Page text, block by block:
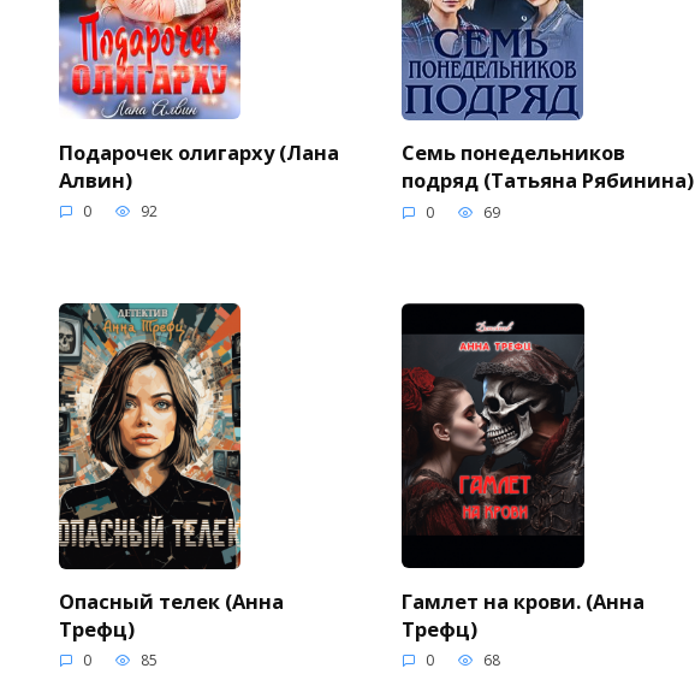
Подарочек олигарху (Лана
Алвин)
0 92
Семь понедельников
подряд (Татьяна Рябинина)
0 69
Опасный телек (Анна
Трефц)
0 85
Гамлет на крови. (Анна
Трефц)
0 68